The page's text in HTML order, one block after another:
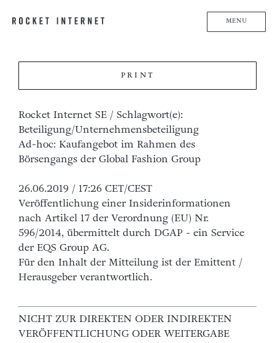
MENU
PRINT
Rocket Internet SE / Schlagwort(e):
Beteiligung/Unternehmensbeteiligung
Ad-hoc: Kaufangebot im Rahmen des
Börsengangs der Global Fashion Group
26.06.2019 / 17:26 CET/CEST
Veröffentlichung einer Insiderinformationen
nach Artikel 17 der Verordnung (EU) Nr.
596/2014, übermittelt durch DGAP - ein Service
der EQS Group AG.
Für den Inhalt der Mitteilung ist der Emittent /
Herausgeber verantwortlich.
NICHT ZUR DIREKTEN ODER INDIREKTEN
VERÖFFENTLICHUNG ODER WEITERGABE